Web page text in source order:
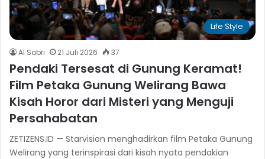
Life Style
Al Sobri 21 Juli 2026 37
Pendaki Tersesat di Gunung Keramat!
Film Petaka Gunung Welirang Bawa
Kisah Horor dari Misteri yang Menguji
Persahabatan
ZETIZENS.ID — Starvision menghadirkan film Petaka Gunung
Welirang yang terinspirasi dari kisah nyata pendakian